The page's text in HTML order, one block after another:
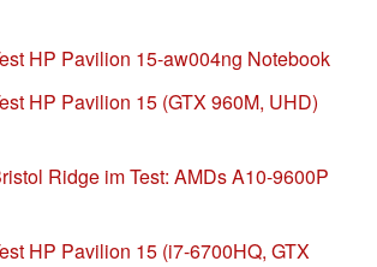
HP Pavilion 15-aw004ng Notebook
HP Pavilion 15 (GTX 960M, UHD)
Ridge im Test: AMDs A10-9600P
HP Pavilion 15 (i7-6700HQ, GTX